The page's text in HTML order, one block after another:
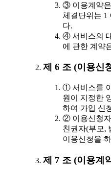
③ 이용계약
체결단위는 1
다.
④ 서비스의
에 관한 계약
제 6 조 (이용신
① 서비스를
원이 지정한
하여 가입 신
② 이용신청자
친권자(부모,
이용신청을
제 7 조 (이용계